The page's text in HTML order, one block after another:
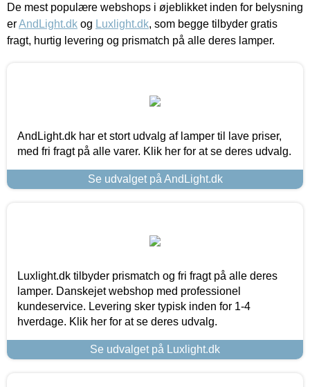
De mest populære webshops i øjeblikket inden for belysning
erAndLight.dk og Luxlight.dk, som begge tilbyder gratis
fragt, hurtig levering og prismatch på alle deres lamper.
AndLight.dk har et stort udvalg af lamper til lave priser,
med fri fragt på alle varer. Klik her for at se deres udvalg.
Se udvalget på AndLight.dk
Luxlight.dk tilbyder prismatch og fri fragt på alle deres
lamper. Danskejet webshop med professionel
kundeservice. Levering sker typisk inden for 1-4
hverdage. Klik her for at se deres udvalg.
Se udvalget på Luxlight.dk